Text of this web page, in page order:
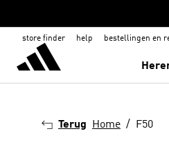
store finder help bestellingen en
Terug Home F50